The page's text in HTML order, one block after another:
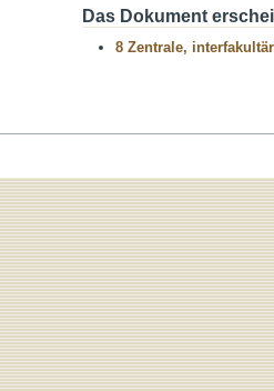
Das Dokument
8 Zentrale,